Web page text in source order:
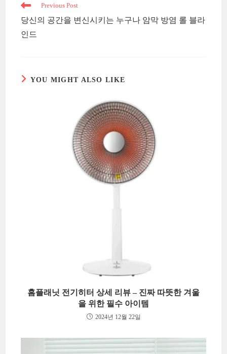
Read
articles
Previous Post
당신의 공간을 변신시키는 누구나 암막 방염 롤 블라
인드
YOU MIGHT ALSO LIKE
홈플래닛 전기히터 상세 리뷰 – 진짜 따뜻한 겨울
을 위한 필수 아이템
2024년 12월 22일